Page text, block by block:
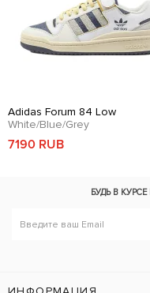
Adidas Forum 84 Low
White/Blue/Grey
7190 RUB
БУДЬ В КУРСЕ